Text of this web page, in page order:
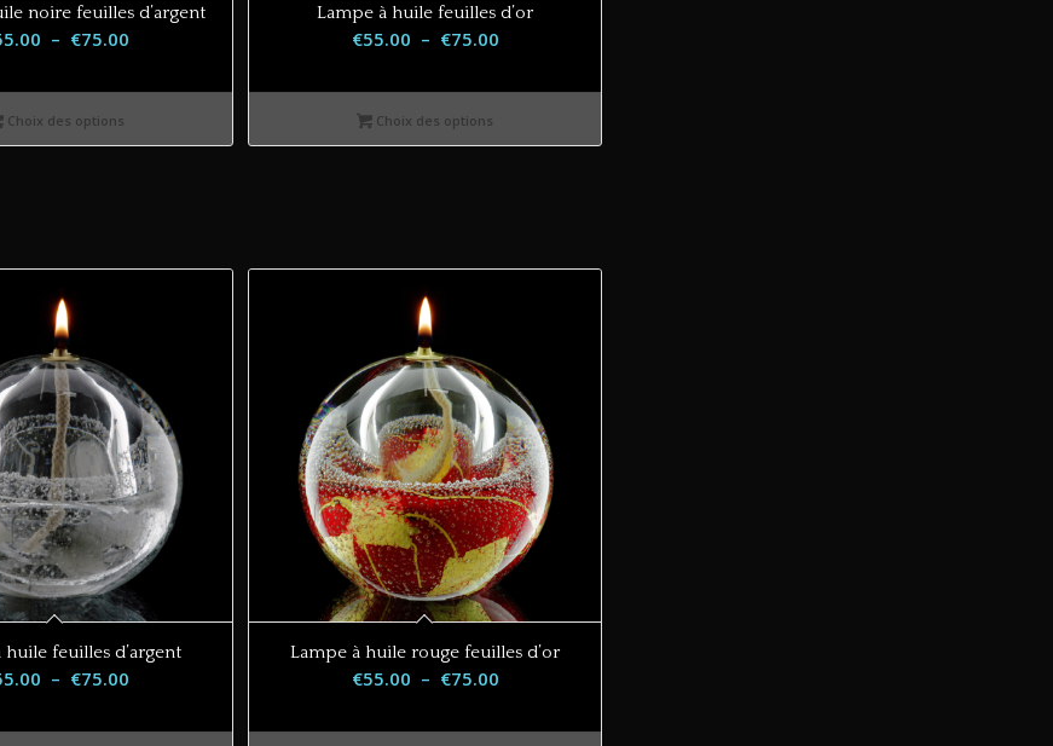
noire feuilles d’argent
– €75.00
prix :
à
Choix des options
Lampe à huile feuilles d’or
€55.00 – €75.00Plage
prix :
à
Choix des options
huile feuilles d’argent
– €75.00
prix :
Lampe à huile rouge feuilles d’or
€55.00 – €75.00Plage
prix :